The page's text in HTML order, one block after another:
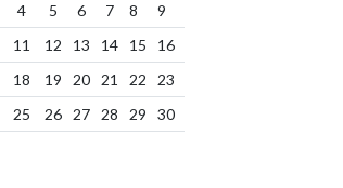
4 5 6 7 8
9
11 12 13 14 15
16
18 19 20 21 22
23
25 26 27 28 29
30